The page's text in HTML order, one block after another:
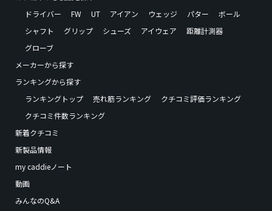
ドライバー
FW UT アイアン ウェッジ パター
ボール
シャフト
グリップ シューズ アイウェア
距離計測器
グローブ
メーカーから探す
ランキングから探す
ランキングトップ
売れ筋ランキング
クチコミ評価ランキング
クチコミ件数ランキング
新着クチコミ
新製品情報
my caddieノート
動画
みんなのQ&A